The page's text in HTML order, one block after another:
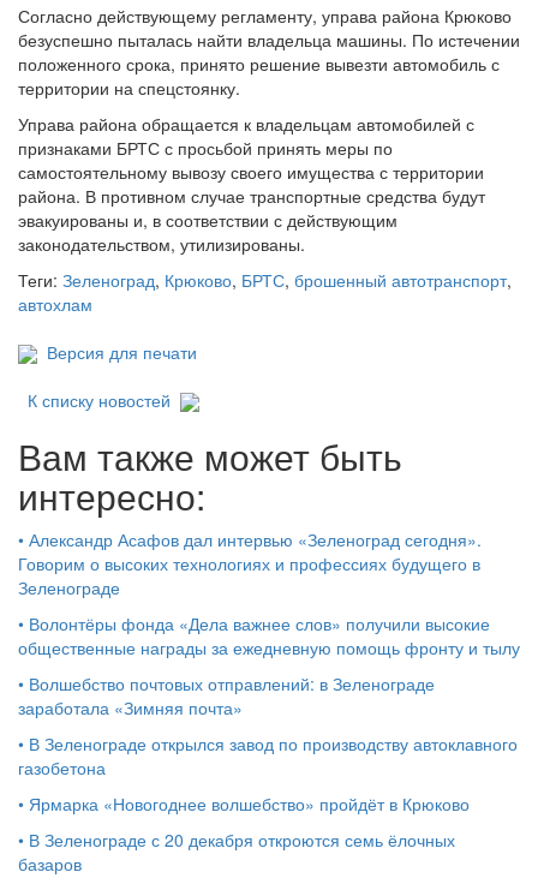
Согласно действующему регламенту, управа района Крюково
безуспешно пыталась найти владельца машины. По истечении
положенного срока, принято решение вывезти автомобиль с
территории на спецстоянку.
Управа района обращается к владельцам автомобилей с
признаками БРТС с просьбой принять меры по
самостоятельному вывозу своего имущества с территории
района. В противном случае транспортные средства будут
эвакуированы и, в соответствии с действующим
законодательством, утилизированы.
Теги: Зеленоград, Крюково, БРТС, брошенный автотранспорт,
автохлам
Версия для печати
К списку новостей
Вам также может быть
интересно:
• Александр Асафов дал интервью «Зеленоград сегодня».
Говорим о высоких технологиях и профессиях будущего в
Зеленограде
• Волонтёры фонда «Дела важнее слов» получили высокие
общественные награды за ежедневную помощь фронту и тылу
• Волшебство почтовых отправлений: в Зеленограде
заработала «Зимняя почта»
• В Зеленограде открылся завод по производству автоклавного
газобетона
• Ярмарка «Новогоднее волшебство» пройдёт в Крюково
• В Зеленограде с 20 декабря откроются семь ёлочных
базаров